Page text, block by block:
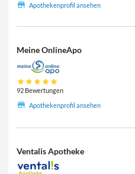
Apothekenprofil ansehen
Meine OnlineApo
92 Bewertungen
Apothekenprofil ansehen
Ventalis Apotheke